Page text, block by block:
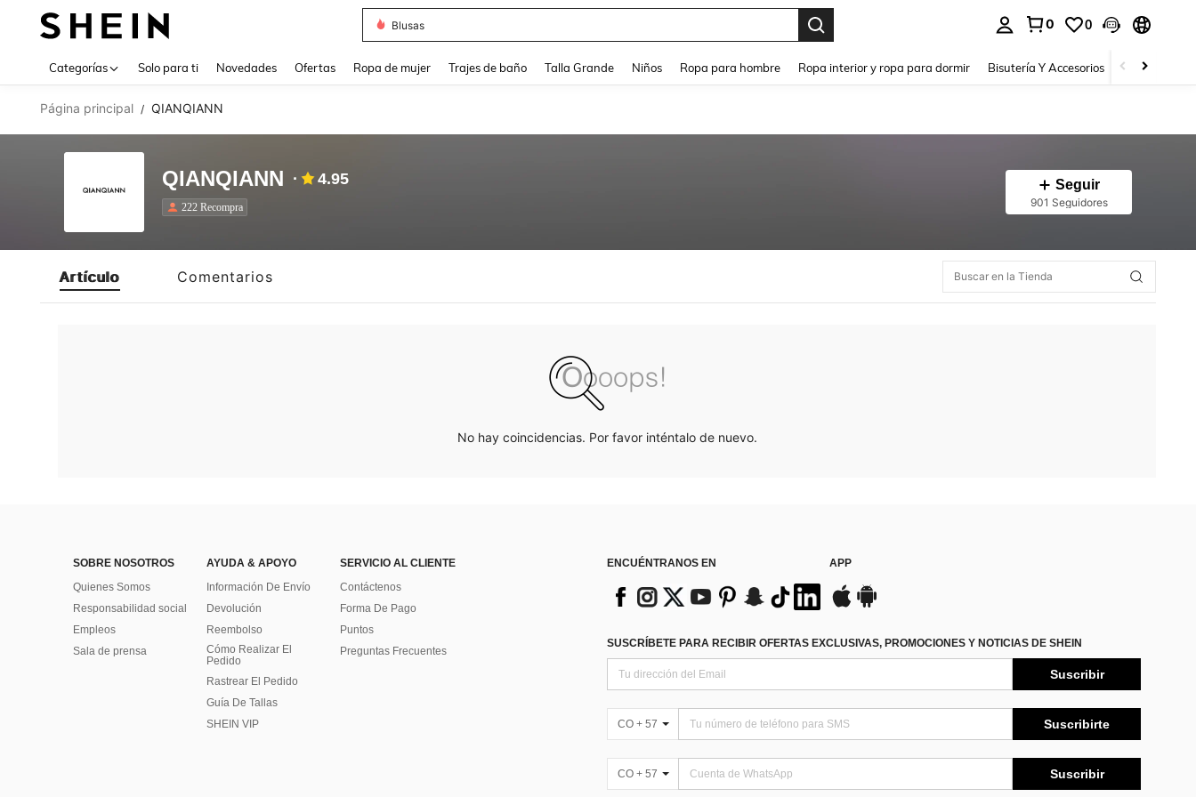
Blusas
0 0
Categorías Solo para ti Novedades Ofertas Ropa de mujer Trajes de baño Talla Grande Niños Ropa para hombre Ropa interior y ropa para dormir Bisutería Y Accesorios Zapatos
Página principal / QIANQIANN
QIANQIANN 4.95
222 Recompra
Seguir
901 Seguidores
Artículo Comentarios
No hay coincidencias. Por favor inténtalo de nuevo.
SOBRE NOSOTROS
Quienes Somos
Responsabilidad social
Empleos
Sala de prensa
AYUDA & APOYO
Información De Envío
Devolución
Reembolso
Cómo Realizar El
Pedido
Rastrear El Pedido
Guía De Tallas
SHEIN VIP
SERVICIO AL CLIENTE
Contáctenos
Forma De Pago
Puntos
Preguntas Frecuentes
ENCUÉNTRANOS EN APP
SUSCRÍBETE PARA RECIBIR OFERTAS EXCLUSIVAS, PROMOCIONES Y NOTICIAS DE SHEIN
Suscribir
CO + 57 Suscribirte
CO + 57 Suscribir